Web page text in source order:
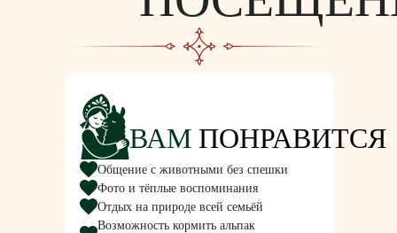
ВАМ ПОНРАВИТСЯ
Общение с животными без спешки
Фото и тёплые воспоминания
Отдых на природе всей семьёй
Возможность кормить альпак